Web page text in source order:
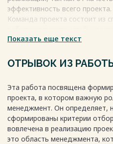
формированию команды
«Зима» 71
ЗАКЛЮЧЕНИЕ 81
ПРИЛОЖЕНИЯ 89
эффективность всего проекта.
Команда проекта состоит из
задачи в ходе жизненного
Последние тенденции в
достигать целей при
Существует много научных
командной работе и
значимость коллективной
Весь текст будет доступен
Показать еще текст
ОТРЫВОК ИЗ
Эта работа посвящена
проекта, в котором важную
менеджмент. Он определяет,
сформированы критерии
вовлечена в реализацию
это область менеджмента,